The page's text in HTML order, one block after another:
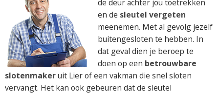
de deur achter jou toetrekken
en de sleutel vergeten
meenemen. Met al gevolg jezelf
buitengesloten te hebben. In
dat geval dien je beroep te
doen op een betrouwbare
slotenmakeruit Lier of een vakman die snel sloten
vervangt. Het kan ook gebeuren dat de sleutel